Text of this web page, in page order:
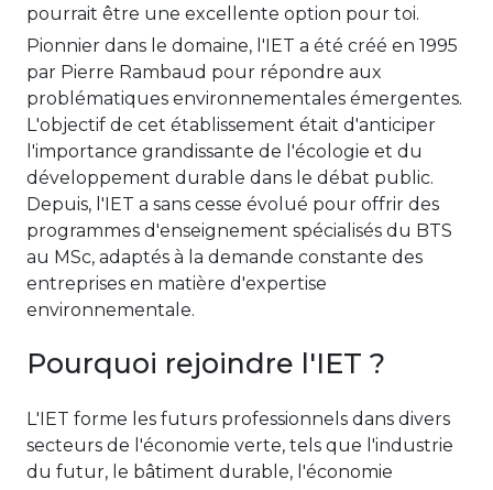
pourrait être une excellente option pour toi.
Pionnier dans le domaine, l'IET a été créé en 1995
par Pierre Rambaud pour répondre aux
problématiques environnementales émergentes.
L'objectif de cet établissement était d'anticiper
l'importance grandissante de l'écologie et du
développement durable dans le débat public.
Depuis, l'IET a sans cesse évolué pour offrir des
programmes d'enseignement spécialisés du BTS
au MSc, adaptés à la demande constante des
entreprises en matière d'expertise
environnementale.
Pourquoi rejoindre l'IET ?
L'IET forme les futurs professionnels dans divers
secteurs de l'économie verte, tels que l'industrie
du futur, le bâtiment durable, l'économie